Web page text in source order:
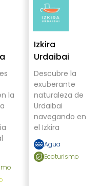
la
Izkira
Urdaibai
Descubre la
exuberante
naturaleza de
Urdaibai
navegando en
el Izkira
Agua
Ecoturismo